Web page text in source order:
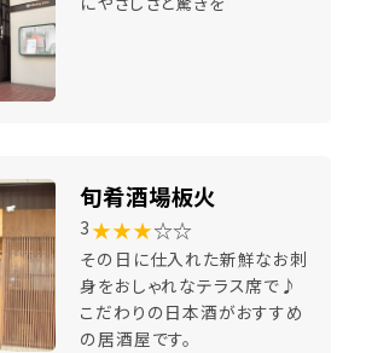
旬肴酒場板火
3 ★★★☆☆
その日に仕入れた新鮮なお刺
身をおしゃれなテラス席で♪
こだわりの日本酒がおすすめ
の居酒屋です。